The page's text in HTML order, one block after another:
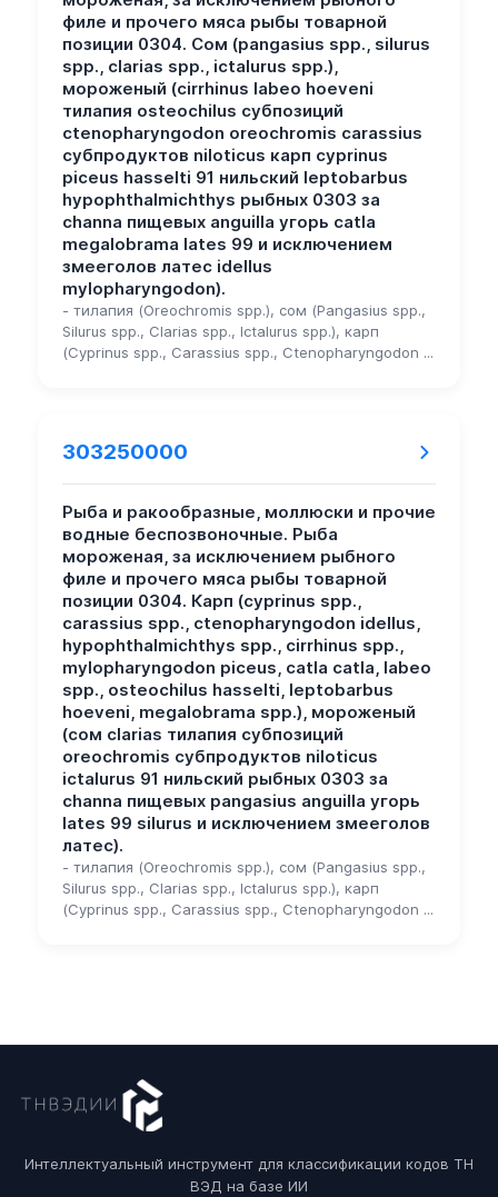
филе и прочего мяса рыбы товарной
позиции 0304. Сом (pangasius spp., silurus
spp., clarias spp., ictalurus spp.),
мороженый (cirrhinus labeo hoeveni
тилапия osteochilus субпозиций
ctenopharyngodon oreochromis carassius
субпродуктов niloticus карп cyprinus
piceus hasselti 91 нильский leptobarbus
hypophthalmichthys рыбных 0303 за
channa пищевых anguilla угорь catla
megalobrama lates 99 и исключением
змееголов латес idellus
mylopharyngodon).
- тилапия (Oreochromis spp.), сом (Pangasius spp.,
Silurus spp., Clarias spp., Ictalurus spp.), карп
(Cyprinus spp., Carassius spp., Ctenopharyngodon ...
303250000
Рыба и ракообразные, моллюски и прочие
водные беспозвоночные. Рыба
мороженая, за исключением рыбного
филе и прочего мяса рыбы товарной
позиции 0304. Карп (cyprinus spp.,
carassius spp., ctenopharyngodon idellus,
hypophthalmichthys spp., cirrhinus spp.,
mylopharyngodon piceus, catla catla, labeo
spp., osteochilus hasselti, leptobarbus
hoeveni, megalobrama spp.), мороженый
(сом clarias тилапия субпозиций
oreochromis субпродуктов niloticus
ictalurus 91 нильский рыбных 0303 за
channa пищевых pangasius anguilla угорь
lates 99 silurus и исключением змееголов
латес).
- тилапия (Oreochromis spp.), сом (Pangasius spp.,
Silurus spp., Clarias spp., Ictalurus spp.), карп
(Cyprinus spp., Carassius spp., Ctenopharyngodon ...
Интеллектуальный инструмент для классификации кодов ТН
ВЭД на базе ИИ